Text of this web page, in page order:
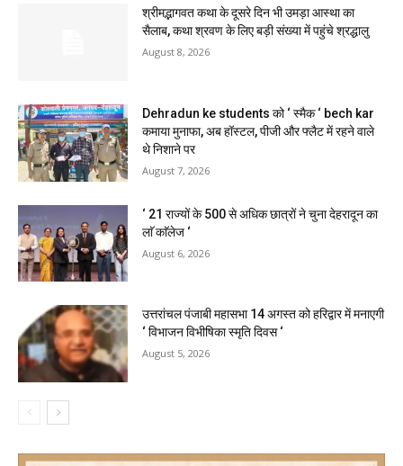
श्रीमद्भागवत कथा के दूसरे दिन भी उमड़ा आस्था का
सैलाब, कथा श्रवण के लिए बड़ी संख्या में पहुंचे श्रद्धालु
August 8, 2026
Dehradun ke students को ‘ स्मैक ‘ bech kar
कमाया मुनाफा, अब हॉस्टल, पीजी और फ्लैट में रहने वाले
थे निशाने पर
August 7, 2026
‘ 21 राज्यों के 500 से अधिक छात्रों ने चुना देहरादून का
लाॅ काॅलेज ‘
August 6, 2026
उत्तरांचल पंजाबी महासभा 14 अगस्त को हरिद्वार में मनाएगी
‘ विभाजन विभीषिका स्मृति दिवस ‘
August 5, 2026